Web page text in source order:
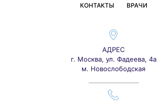
КОНТАКТЫ
ВРАЧИ
АДРЕС
г. Москва, ул. Фадеева, 4а
м. Новослободская